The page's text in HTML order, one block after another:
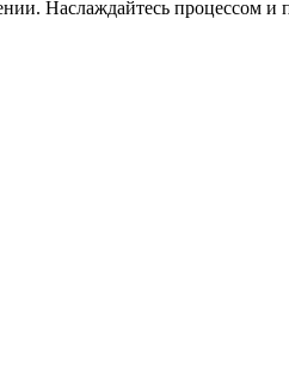
Наслаждайтесь процессом и